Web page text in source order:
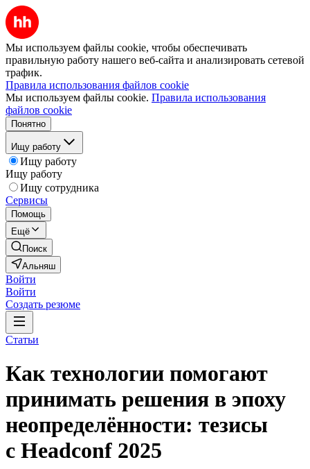
Мы используем файлы cookie, чтобы обеспечивать
правильную работу нашего веб-сайта и анализировать сетевой
трафик.
Правила использования файлов cookie
Мы используем файлы cookie. Правила использования
файлов cookie
Понятно
Ищу работу
Ищу работу
Ищу работу
Ищу сотрудника
Сервисы
Помощь
Ещё
Поиск
Альняш
Войти
Войти
Создать резюме
Статьи
Как технологии помогают
принимать решения в эпоху
неопределённости: тезисы
с Headconf 2025